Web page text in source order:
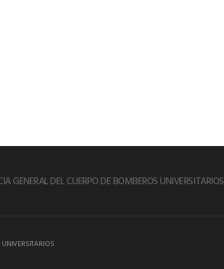
GENERAL DEL CUERPO DE BOMBEROS UNIVERSITARIOS